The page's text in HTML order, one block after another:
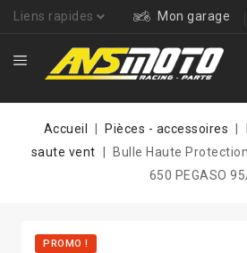
Liens rapides Mon garage
Accueil Pièces - accessoires
saute vent
Bulle Haute
650 PEGASO
PROMO !